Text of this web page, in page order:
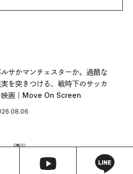
サかマンチェスターか。過酷な
を突きつける、戦時下のサッカ
映画｜Move On Screen